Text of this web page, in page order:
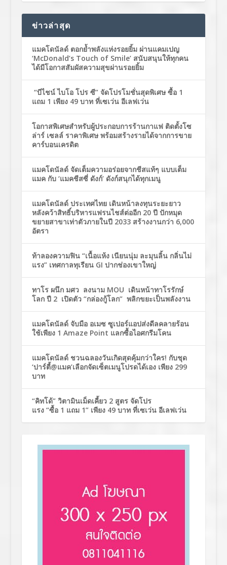
ข่าวล่าสุด
แมคโดนัลด์ ตอกย้ำพลังแห่งรอยยิ้ม ผ่านแคมเปญ
‘McDonald’s Touch of Smile’ สนับสนุนให้ทุกคน
ได้มีโอกาสสัมผัสความสุขผ่านรอยยิ้ม
“บีไชน์ ไบโอ โปร ซี” จัดโปรโมชั่นสุดพิเศษ ซื้อ 1
แถม 1 เพียง 49 บาท ที่เซเว่น อีเลฟเว่น
โอกาสพิเศษสำหรับผู้ประกอบการร้านกาแฟ ติดตั้งโซ
ล่าร์ เซลล์ ราคาพิเศษ พร้อมสร้างรายได้จากการขาย
คาร์บอนเครดิต
แมคโดนัลด์ จัดเต็มความอร่อยจากชีสแท้ๆ แบบเต็ม
แมค กับ ‘แมคชีสซี่ ดังก์’ ดังก์สนุกได้ทุกเมนู
แมคโดนัลด์ ประเทศไทย เดินหน้าลงทุนระยะยาว
หลังคว้าสิทธิ์บริหารแฟรนไชส์ต่ออีก 20 ปี ปักหมุด
ขยายสาขาเท่าตัวภายในปี 2033 สร้างงานกว่า 6,000
อัตรา
ท้าลองความฟิน “เนื้อแห้ง เนียนนุ่ม ละมุนลิ้น กลิ่นไม่
แรง” เทศกาลทุเรียน GI ปากช่องเขาใหญ่
ทาโร ผนึก มศว ลงนาม MOU เดินหน้าทาโรรักษ์
โลก ปี 2 เปิดตัว “กล่องกู้โลก” พลิกขยะเป็นพลังงาน
แมคโดนัลด์ จับมือ อเมซ ซูเปอร์แอปส่งดีลคลายร้อน
ใช้เพียง 1 Amaze Point แลกซื้อไอศกรีมโคน
แมคโดนัลด์ ชวนฉลองวันเกิดสุดคุ้มกว่าใคร! กับชุด
‘ปาร์ตี้@แมค’เลือกจัดเซ็ตเมนูโปรดได้เอง เพียง 299
บาท
“คิทโด้” วิตามินเม็ดเคี้ยว 2 สูตร จัดโปร
แรง “ซื้อ 1 แถม 1” เพียง 49 บาท ที่เซเว่น อีเลฟเว่น